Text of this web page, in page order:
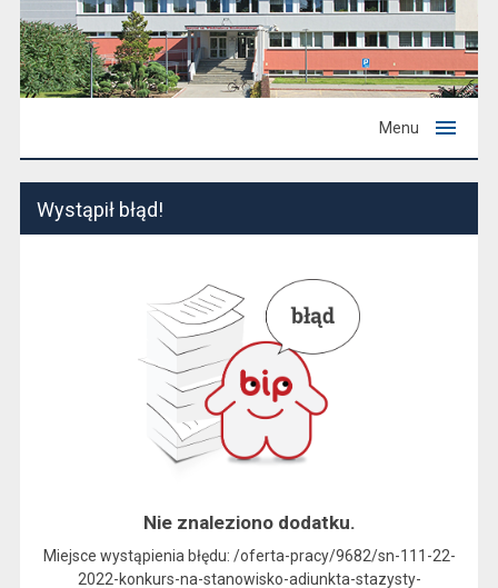
Menu
Wystąpił błąd!
Nie znaleziono dodatku.
Miejsce wystąpienia błędu: /oferta-pracy/9682/sn-111-22-
2022-konkurs-na-stanowisko-adiunkta-stazysty-